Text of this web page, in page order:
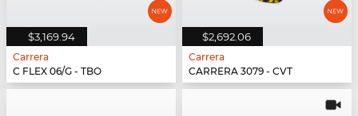
$3,169.94
Carrera
C FLEX 06/G - TBO
$2,692.06
Carrera
CARRERA 3079 - CVT